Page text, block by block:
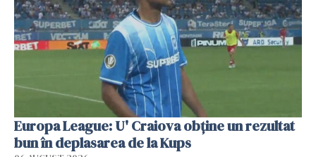
Europa League: U' Craiova obține un rezultat
bun în deplasarea de la Kups